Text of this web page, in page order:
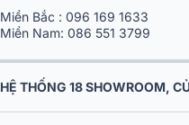
Miền Bắc : 096 169 1633
Miền Nam: 086 551 3799
HỆ THỐNG 18 SHOWROOM,